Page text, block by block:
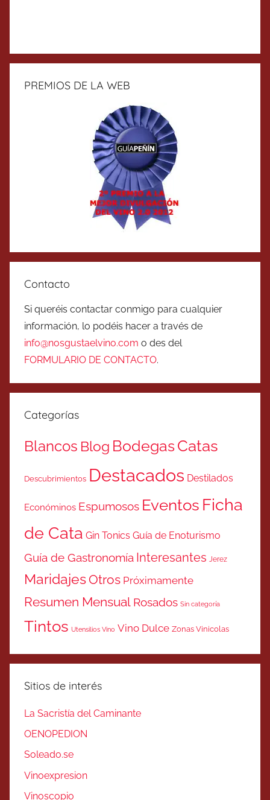
PREMIOS DE LA WEB
Contacto
Si queréis contactar conmigo para cualquier
información, lo podéis hacer a través de
info@nosgustaelvino.com o des del
FORMULARIO DE CONTACTO.
Categorías
Blancos Blog BodegasCatas
Descubrimientos Destacados Destilados
Económinos Espumosos Eventos Ficha
de Cata Gin Tonics Guía de Enoturismo
Guía de Gastronomía Interesantes Jerez
MaridajesOtros Próximamente
Resumen Mensual Rosados Sin categoría
Tintos Utensilios Vino Vino Dulce Zonas Vinicolas
Sitios de interés
La Sacristía del Caminante
OENOPEDION
Soleado.se
Vinoexpresion
Vinoscopio